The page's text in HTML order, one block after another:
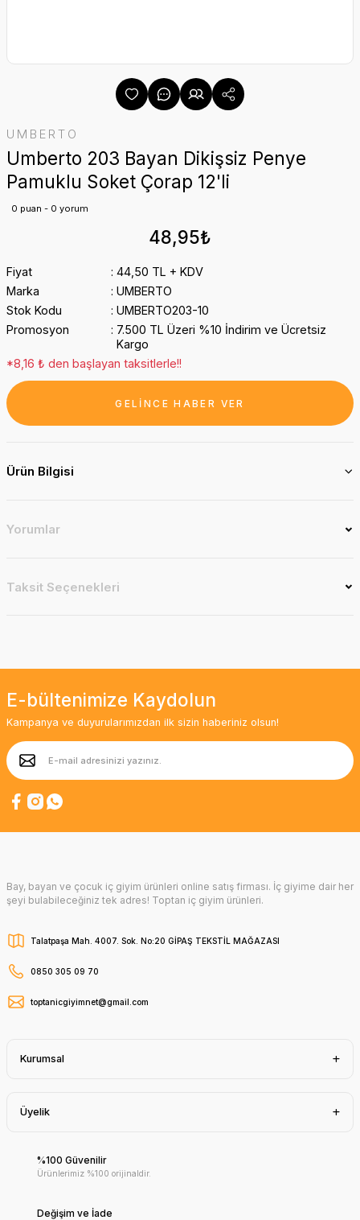
UMBERTO
Umberto 203 Bayan Dikişsiz Penye
Pamuklu Soket Çorap 12'li
0 puan - 0 yorum
48,95₺
Fiyat
44,50 TL + KDV
Marka
UMBERTO
Stok Kodu
UMBERTO203-10
Promosyon
7.500 TL Üzeri %10 İndirim ve Ücretsiz
Kargo
*8,16 ₺ den başlayan taksitlerle!!
GELİNCE HABER VER
Ürün Bilgisi
Yorumlar
Taksit Seçenekleri
E-bültenimize Kaydolun
Kampanya ve duyurularımızdan ilk sizin haberiniz olsun!
Bay, bayan ve çocuk iç giyim ürünleri online satış firması. İç giyime dair her
şeyi bulabileceğiniz tek adres! Toptan iç giyim ürünleri.
Talatpaşa Mah. 4007. Sok. No:20 GİPAŞ TEKSTİL MAĞAZASI
0850 305 09 70
toptanicgiyimnet@gmail.com
Kurumsal
Üyelik
%100 Güvenilir
Ürünlerimiz %100 orijinaldir.
Değişim ve İade